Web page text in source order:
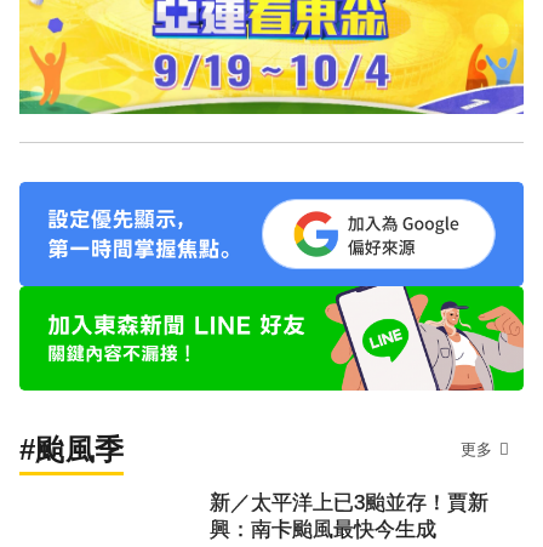
#颱風季 更多
新／太平洋上已3颱並存！賈新
興：南卡颱風最快今生成